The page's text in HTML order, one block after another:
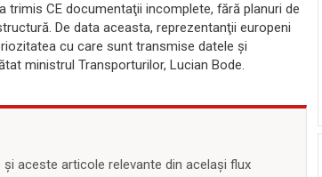
trimis CE documentaţii incomplete, fără planuri de
De data aceasta, reprezentanţii europeni
cu care sunt transmise datele şi
ministrul Transporturilor, Lucian Bode.
aceste articole relevante din același flux